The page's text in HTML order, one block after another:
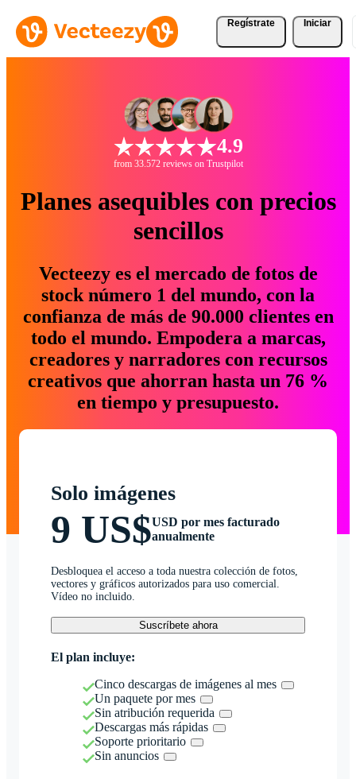
Regístrate Iniciar
4.9
from 33.572 reviews on Trustpilot
Planes asequibles con precios
sencillos
Vecteezy es el mercado de fotos de
stock número 1 del mundo, con la
confianza de más de 90.000 clientes en
todo el mundo. Empodera a marcas,
creadores y narradores con recursos
creativos que ahorran hasta un 76 %
en tiempo y presupuesto.
Solo imágenes
9 US$USD por mes facturado
anualmente
Desbloquea el acceso a toda nuestra colección de fotos,
vectores y gráficos autorizados para uso comercial.
Vídeo no incluido.
Suscríbete ahora
El plan incluye:
Cinco descargas de imágenes al mes
Un paquete por mes
Sin atribución requerida
Descargas más rápidas
Soporte prioritario
Sin anuncios